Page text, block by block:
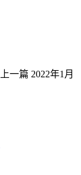
上一篇 2022年1月